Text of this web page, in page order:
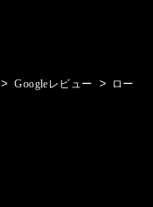
> Googleレビュー >
ロー